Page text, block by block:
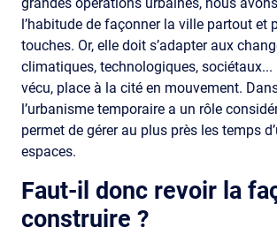
l’habitude de façonner la ville partout et
touches. Or, elle doit s’adapter aux
climatiques, technologiques, sociétaux...
vécu, place à la cité en mouvement.
l’urbanisme temporaire a un rôle
permet de gérer au plus près les temps
espaces.
Faut-il donc revoir la
construire ?